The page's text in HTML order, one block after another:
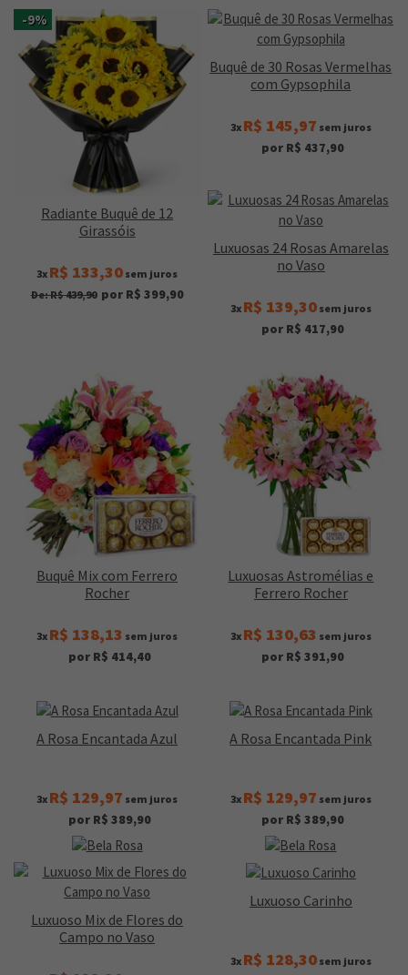
-9%
Radiante Buquê de 12
Girassóis
3x R$ 133,30 sem juros
De: R$ 439,90 por R$ 399,90
Buquê de 30 Rosas Vermelhas
com Gypsophila
3x R$ 145,97 sem juros
por R$ 437,90
Luxuosas 24 Rosas Amarelas
no Vaso
3x R$ 139,30sem juros
por R$ 417,90
Buquê Mix com Ferrero
Rocher
3x R$ 138,13 sem juros
por R$ 414,40
Luxuosas Astromélias e
Ferrero Rocher
3x R$ 130,63 sem juros
por R$ 391,90
A Rosa Encantada Azul
3x R$ 129,97 sem juros
por R$ 389,90
A Rosa Encantada Pink
3x R$ 129,97 sem juros
por R$ 389,90
Luxuoso Mix de Flores do
Campo no Vaso
Luxuoso Carinho
3x R$ 128,30sem juros